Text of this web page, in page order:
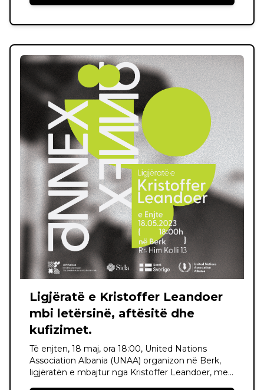
Ligjëratë e Kristoffer Leandoer
mbi letërsinë, aftësitë dhe
kufizimet.
Të enjten, 18 maj, ora 18:00, United Nations
Association Albania (UNAA) organizon në Berk,
ligjëratën e mbajtur nga Kristoffer Leandoer, me